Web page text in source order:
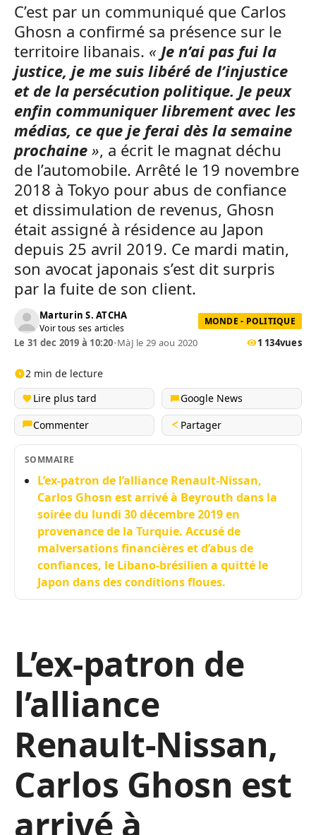
C’est par un communiqué que Carlos
Ghosn a confirmé sa présence sur le
territoire libanais. « Je n’ai pas fui la
justice, je me suis libéré de l’injustice
et de la persécution politique. Je peux
enfin communiquer librement avec les
médias, ce que je ferai dès la semaine
prochaine », a écrit le magnat déchu
de l’automobile. Arrêté le 19 novembre
2018 à Tokyo pour abus de confiance
et dissimulation de revenus, Ghosn
était assigné à résidence au Japon
depuis 25 avril 2019. Ce mardi matin,
son avocat japonais s’est dit surpris
par la fuite de son client.
Marturin S. ATCHA
Voir tous ses articles
MONDE - POLITIQUE
Le 31 dec 2019 à 10:20•MàJ le 29 aou 2020 1 134vues
2 min de lecture
Lire plus tard
Google News
Commenter
Partager
SOMMAIRE
L’ex-patron de l’alliance Renault-Nissan,
Carlos Ghosn est arrivé à Beyrouth dans la
soirée du lundi 30 décembre 2019 en
provenance de la Turquie. Accusé de
malversations financières et d’abus de
confiances, le Libano-brésilien a quitté le
Japon dans des conditions floues.
L’ex-patron de
l’alliance
Renault-Nissan,
Carlos Ghosn est
arrivé à